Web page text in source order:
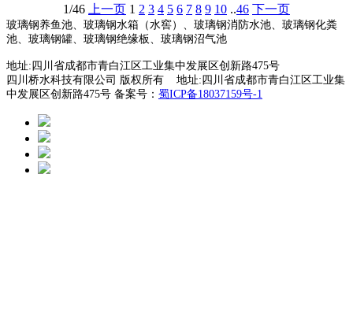
1/46
上一页 1 2 3 4 5 6 7 8 9 10 ..46 下一页
玻璃钢养鱼池、玻璃钢水箱（水窖）、玻璃钢消防水池、玻璃钢化粪
池、玻璃钢罐、玻璃钢绝缘板、玻璃钢沼气池
地址:四川省成都市青白江区工业集中发展区创新路475号
四川桥水科技有限公司 版权所有 地址:四川省成都市青白江区工业集
中发展区创新路475号 备案号： 蜀ICP备18037159号-1